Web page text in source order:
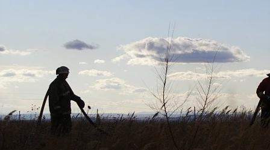
Происшествия
06.07.2026 08:58
249